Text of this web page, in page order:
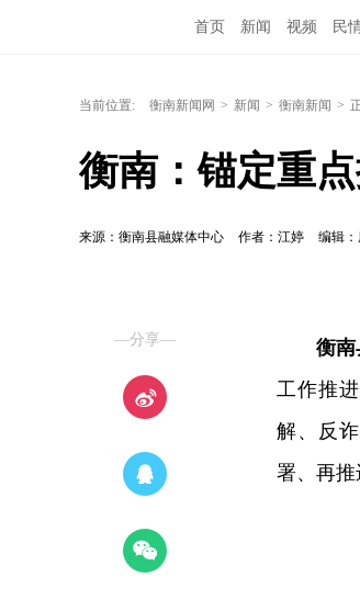
首页 新闻 视频 民
当前位置: 衡南新闻网 > 新闻 > 衡南新闻 >
衡南：锚定重
来源：衡南县融媒体中心 作者：江婷 编辑
—分享— 衡南
工作推
解、反
署、再推